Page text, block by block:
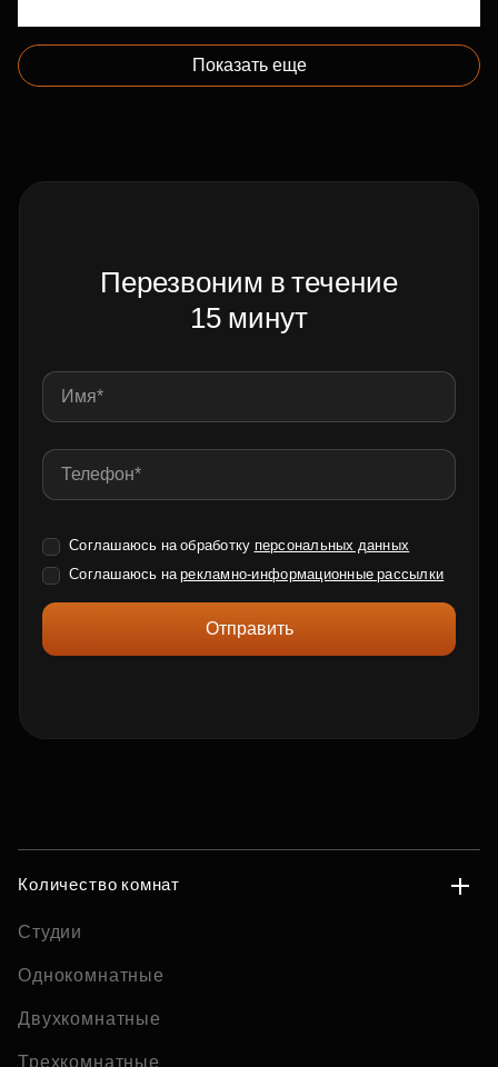
Показать еще
Перезвоним в течение
15 минут
Соглашаюсь на обработку персональных данных
Соглашаюсь нарекламно-информационные рассылки
Отправить
Количество комнат
Студии
Однокомнатные
Двухкомнатные
Трехкомнатные